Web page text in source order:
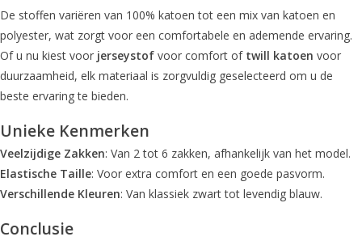
De stoffen variëren van 100% katoen tot een mix van katoen en
polyester, wat zorgt voor een comfortabele en ademende ervaring.
Of u nu kiest voor jerseystof voor comfort of twill katoen voor
duurzaamheid, elk materiaal is zorgvuldig geselecteerd om u de
beste ervaring te bieden.
Unieke Kenmerken
Veelzijdige Zakken: Van 2 tot 6 zakken, afhankelijk van het model.
Elastische Taille: Voor extra comfort en een goede pasvorm.
Verschillende Kleuren: Van klassiek zwart tot levendig blauw.
Conclusie